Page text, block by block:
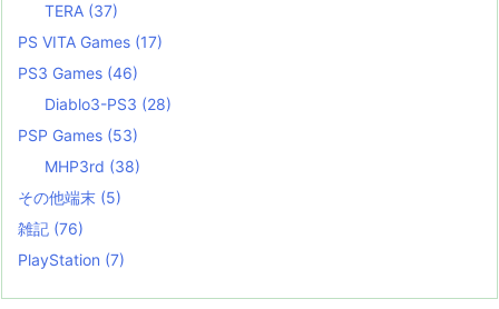
TERA (37)
PS VITA Games (17)
PS3 Games (46)
Diablo3-PS3 (28)
PSP Games (53)
MHP3rd (38)
その他端末 (5)
雑記 (76)
PlayStation (7)